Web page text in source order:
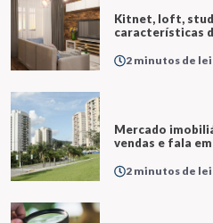
Kitnet, loft,
características
2 minutos de
Mercado
vendas e fala
2 minutos de